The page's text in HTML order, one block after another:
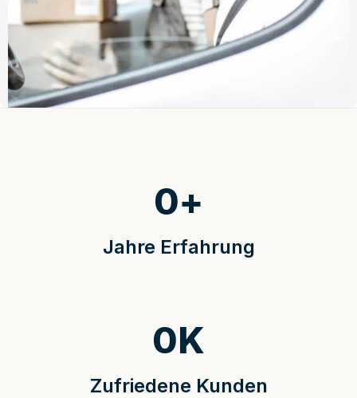
Jahre Erfahrung
0+
Zufriedene Kunden
0K